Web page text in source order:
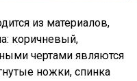
из материалов,
коричневый,
чертами являются
ножки, спинка